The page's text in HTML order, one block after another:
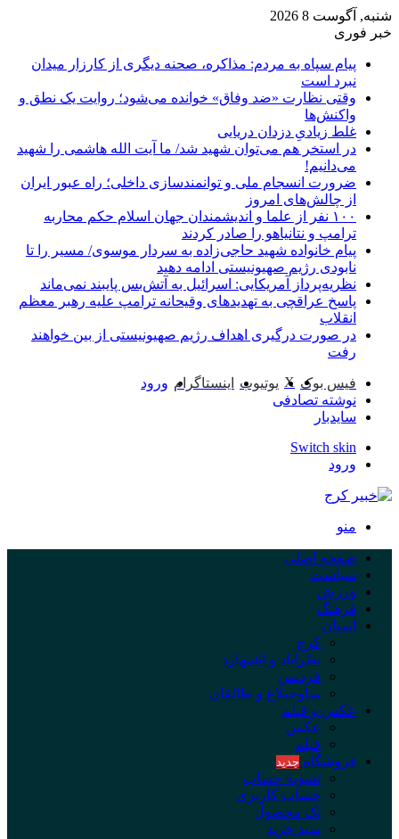
شنبه, آگوست 8 2026
خبر فوری
پیام سپاه به مردم: مذاکره، صحنه دیگری از کارزار میدان
نبرد است
وقتی نظارت «ضد وفاق» خوانده می‌شود؛ روایت یک نطق و
واکنش‌ها
غلط زیادیِ دزدان دریایی
در استخر هم می‌توان شهید شد/ ما آیت الله هاشمی را شهید
می‌دانیم!
ضرورت انسجام ملی و توانمندسازی داخلی؛ راه عبور ایران
از چالش‌های امروز
۱۰۰ نفر از علما و اندیشمندان جهان اسلام حکم محاربه
ترامپ و نتانیاهو را صادر کردند
پیام خانواده شهید حاجی‌زاده به سردار موسوی/ مسیر را تا
نابودی رژیم صهیونیستی ادامه دهید
نظریه‌پرداز آمریکایی: اسرائیل به آتش‌بس پایبند نمی‌ماند
پاسخ عراقچی به تهدیدهای وقیحانه ترامپ علیه رهبر معظم
انقلاب
در صورت درگیری اهداف رژیم صهیونیستی از بین خواهند
رفت
فیس بوک X یوتیوب اینستاگرام ورود
نوشته تصادفی
سایدبار
Switch skin
ورود
منو
صفحه اصلی
سیاست
ورزش
فرهنگ
استان
کرج
نظرآباد و اشتهارد
فردیس
ساوجبلاغ و طالقان
عکس و فیلم
عکس
فیلم
فروشگاه جدید
تسویه حساب
حساب کاربری
تک محصول
سبد خرید